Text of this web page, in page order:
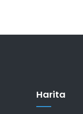
Harita